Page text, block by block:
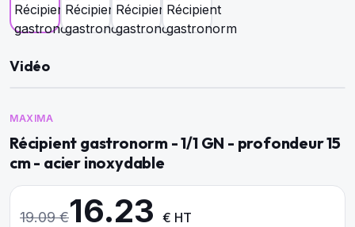
Vidéo
MAXIMA
Récipient gastronorm - 1/1 GN - profondeur 15
cm - acier inoxydable
19.09€16.23 € HT